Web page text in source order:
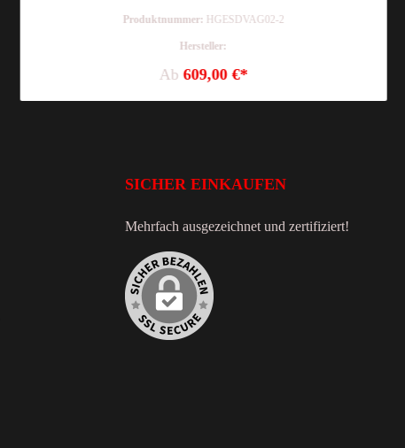
Produktnummer: HGESDVAG02-2
Hersteller:
Ab609,00 €*
SICHER EINKAUFEN
Mehrfach ausgezeichnet und zertifiziert!